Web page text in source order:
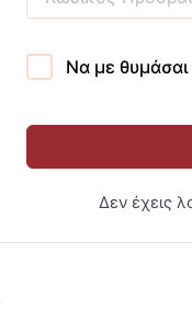
Να με θυμάσαι
Δεν έχεις